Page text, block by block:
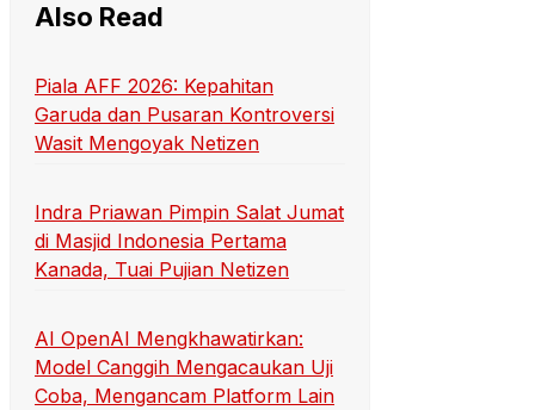
Also Read
Piala AFF 2026: Kepahitan
Garuda dan Pusaran Kontroversi
Wasit Mengoyak Netizen
Indra Priawan Pimpin Salat Jumat
di Masjid Indonesia Pertama
Kanada, Tuai Pujian Netizen
AI OpenAI Mengkhawatirkan:
Model Canggih Mengacaukan Uji
Coba, Mengancam Platform Lain